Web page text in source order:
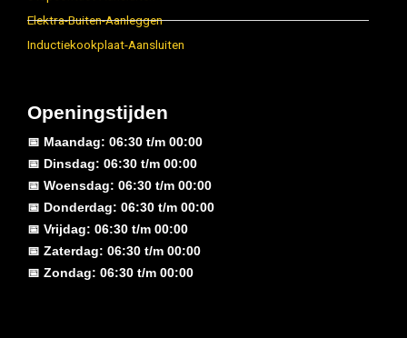
Elektra-Buiten-Aanleggen
Inductiekookplaat-Aansluiten
Openingstijden
📅 Maandag: 06:30 t/m 00:00
📅 Dinsdag: 06:30 t/m 00:00
📅 Woensdag: 06:30 t/m 00:00
📅 Donderdag: 06:30 t/m 00:00
📅 Vrijdag: 06:30 t/m 00:00
📅 Zaterdag: 06:30 t/m 00:00
📅 Zondag: 06:30 t/m 00:00